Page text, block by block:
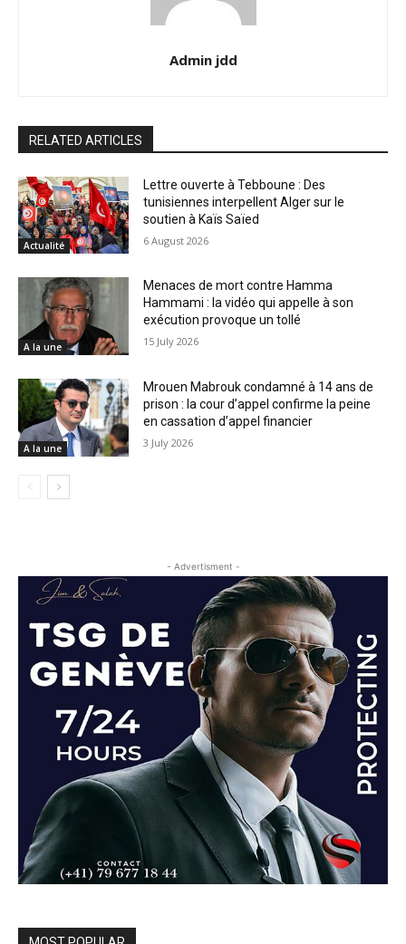
Admin jdd
RELATED ARTICLES
Actualité
Lettre ouverte à Tebboune : Des
tunisiennes interpellent Alger sur le
soutien à Kaïs Saïed
6 August 2026
A la une
Menaces de mort contre Hamma
Hammami : la vidéo qui appelle à son
exécution provoque un tollé
15 July 2026
A la une
Mrouen Mabrouk condamné à 14 ans de
prison : la cour d’appel confirme la peine
en cassation d’appel financier
3 July 2026
- Advertisment -